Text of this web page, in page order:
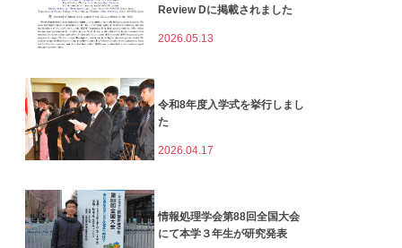
Review Dに掲載されました
2026.05.13
令和8年度入学式を挙行しまし
た
2026.04.17
情報処理学会第88回全国大会
にて本学３年生が研究発表